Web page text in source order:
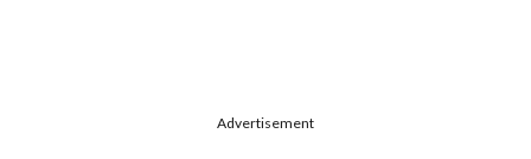
Advertisement